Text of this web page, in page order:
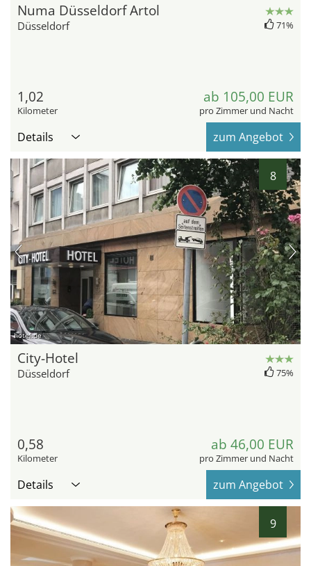
Numa Düsseldorf Artol
Düsseldorf 71%
1,02
Kilometer
ab 105,00 EUR
pro Zimmer und Nacht
Details zum Angebot
8
hotel.de
City-Hotel
Düsseldorf 75%
0,58
Kilometer
ab 46,00 EUR
pro Zimmer und Nacht
Details zum Angebot
9